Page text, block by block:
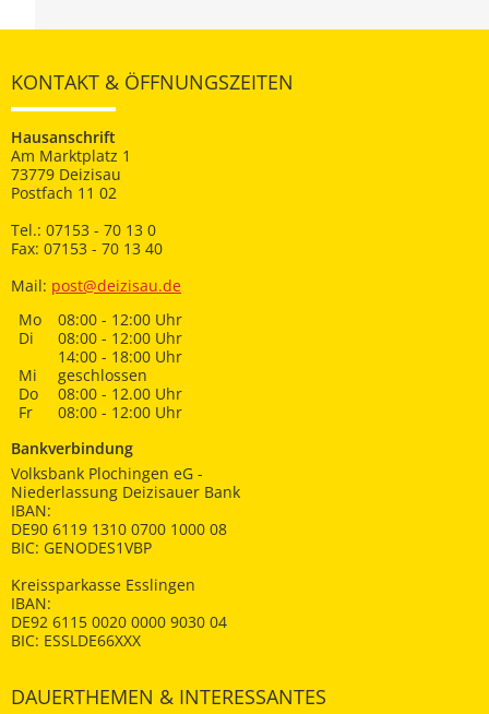
KONTAKT & ÖFFNUNGSZEITEN
Hausanschrift
Am Marktplatz 1
73779 Deizisau
Postfach 11 02
Tel.: 07153 - 70 13 0
Fax: 07153 - 70 13 40
Mail: post@deizisau.de
Mo
08:00 - 12:00 Uhr
Di
08:00 - 12:00 Uhr
14:00 - 18:00 Uhr
Mi
geschlossen
Do
08:00 - 12.00 Uhr
Fr
08:00 - 12:00 Uhr
Bankverbindung
Volksbank Plochingen eG -
Niederlassung Deizisauer Bank
IBAN:
DE90 6119 1310 0700 1000 08
BIC: GENODES1VBP
Kreissparkasse Esslingen
IBAN:
DE92 6115 0020 0000 9030 04
BIC: ESSLDE66XXX
DAUERTHEMEN & INTERESSANTES